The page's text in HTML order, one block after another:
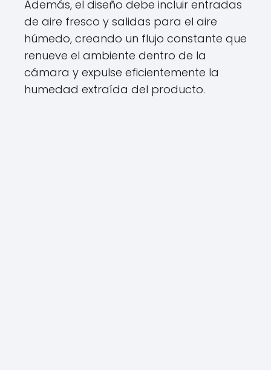
Además, el diseño debe incluir entradas
de aire fresco y salidas para el aire
húmedo, creando un flujo constante que
renueve el ambiente dentro de la
cámara y expulse eficientemente la
humedad extraída del producto.